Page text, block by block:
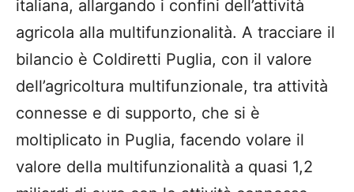
italiana, allargando i confini dell’attività
agricola alla multifunzionalità. A tracciare il
bilancio è Coldiretti Puglia, con il valore
dell’agricoltura multifunzionale, tra attività
connesse e di supporto, che si è
moltiplicato in Puglia, facendo volare il
valore della multifunzionalità a quasi 1,2